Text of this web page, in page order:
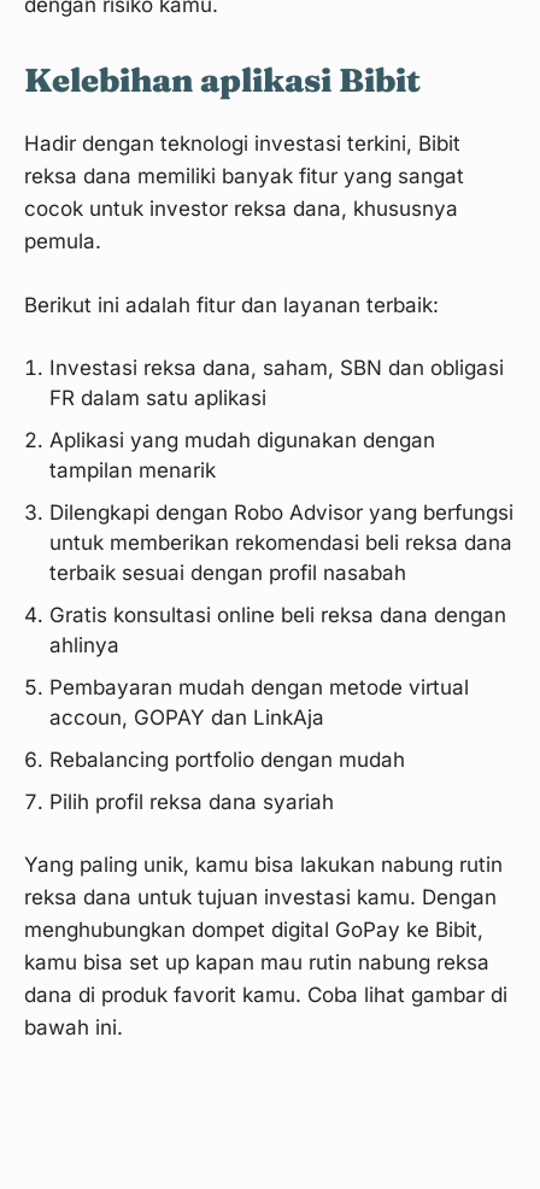
dengan risiko kamu.
Kelebihan aplikasi Bibit
Hadir dengan teknologi investasi terkini, Bibit
reksa dana memiliki banyak fitur yang sangat
cocok untuk investor reksa dana, khususnya
pemula.
Berikut ini adalah fitur dan layanan terbaik:
Investasi reksa dana, saham, SBN dan obligasi
FR dalam satu aplikasi
Aplikasi yang mudah digunakan dengan
tampilan menarik
Dilengkapi dengan Robo Advisor yang berfungsi
untuk memberikan rekomendasi beli reksa dana
terbaik sesuai dengan profil nasabah
Gratis konsultasi online beli reksa dana dengan
ahlinya
Pembayaran mudah dengan metode virtual
accoun, GOPAY dan LinkAja
Rebalancing portfolio dengan mudah
Pilih profil reksa dana syariah
Yang paling unik, kamu bisa lakukan nabung rutin
reksa dana untuk tujuan investasi kamu. Dengan
menghubungkan dompet digital GoPay ke Bibit,
kamu bisa set up kapan mau rutin nabung reksa
dana di produk favorit kamu. Coba lihat gambar di
bawah ini.